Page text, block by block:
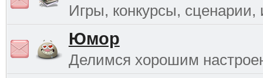
Игры, конкурсы, сценарии,
Юмор
Делимся хорошим